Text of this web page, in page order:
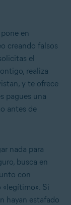
en
creando falsos
el
realiza
y te ofrece
pagues una
antes de
nada para
busca en
con
«legítimo». Si
hayan estafado